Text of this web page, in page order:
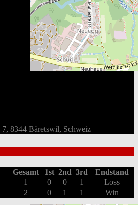
7, 8344 Bäretswil, Schweiz
Gesamt 1st 2nd 3rd
Endstand
1 0 0 1
Loss
2 0 1 1 Win